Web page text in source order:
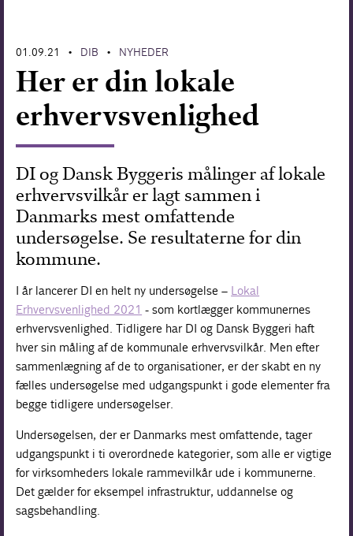
01.09.21 • DIB • NYHEDER
Her er din lokale
erhvervsvenlighed
DI og Dansk Byggeris målinger af lokale
erhvervsvilkår er lagt sammen i
Danmarks mest omfattende
undersøgelse. Se resultaterne for din
kommune.
I år lancerer DI en helt ny undersøgelse – Lokal
Erhvervsvenlighed 2021 - som kortlægger kommunernes
erhvervsvenlighed. Tidligere har DI og Dansk Byggeri haft
hver sin måling af de kommunale erhvervsvilkår. Men efter
sammenlægning af de to organisationer, er der skabt en ny
fælles undersøgelse med udgangspunkt i gode elementer fra
begge tidligere undersøgelser.
Undersøgelsen, der er Danmarks mest omfattende, tager
udgangspunkt i ti overordnede kategorier, som alle er vigtige
for virksomheders lokale rammevilkår ude i kommunerne.
Det gælder for eksempel infrastruktur, uddannelse og
sagsbehandling.